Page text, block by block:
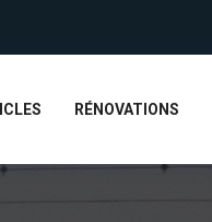
RÉNOVATIONS